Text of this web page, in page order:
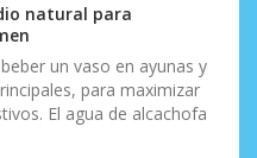
natural para
un vaso en ayunas y
para maximizar
El agua de alcachofa